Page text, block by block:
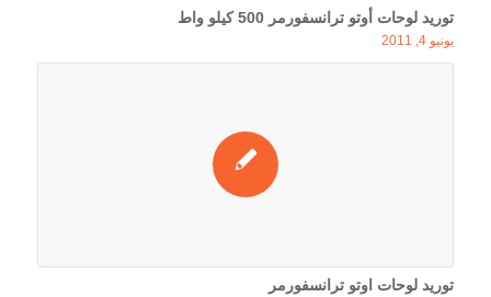
توريد لوحات أوتو ترانسفورمر 500 كيلو واط
يونيو 4, 2011
توريد لوحات اوتو ترانسفورمر